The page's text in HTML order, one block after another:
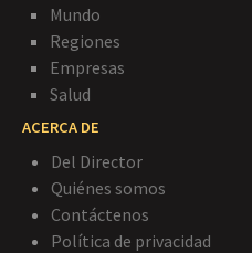
Mundo
Regiones
Empresas
Salud
ACERCA DE
Del Director
Quiénes somos
Contáctenos
Política de privacidad